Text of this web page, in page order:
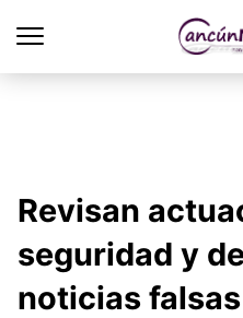
Revisan
seguridad y
noticias falsas